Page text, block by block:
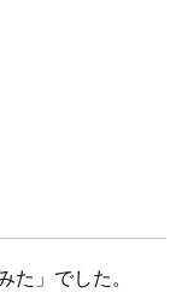
」でした。